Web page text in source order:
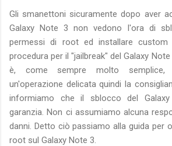
Gli smanettoni sicuramente dopo aver
Galaxy Note 3 non vedono l'ora di
permessi di root ed installare
procedura per il "jailbreak" del Galaxy
è, come sempre molto
un'operazione delicata quindi la
informiamo che il sblocco del
garanzia. Non ci assumiamo alcuna
danni. Detto ciò passiamo alla guida per
root sul Galaxy Note 3.